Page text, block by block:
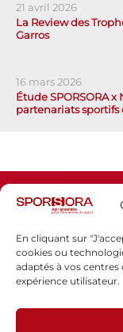
En cliquant sur
cookies ou
adaptés à vos
expérience utilisateur.
21 avril 2026
La Review des
Garros
16 mars 2026
Étude SPORSORA
partenariats sportifs